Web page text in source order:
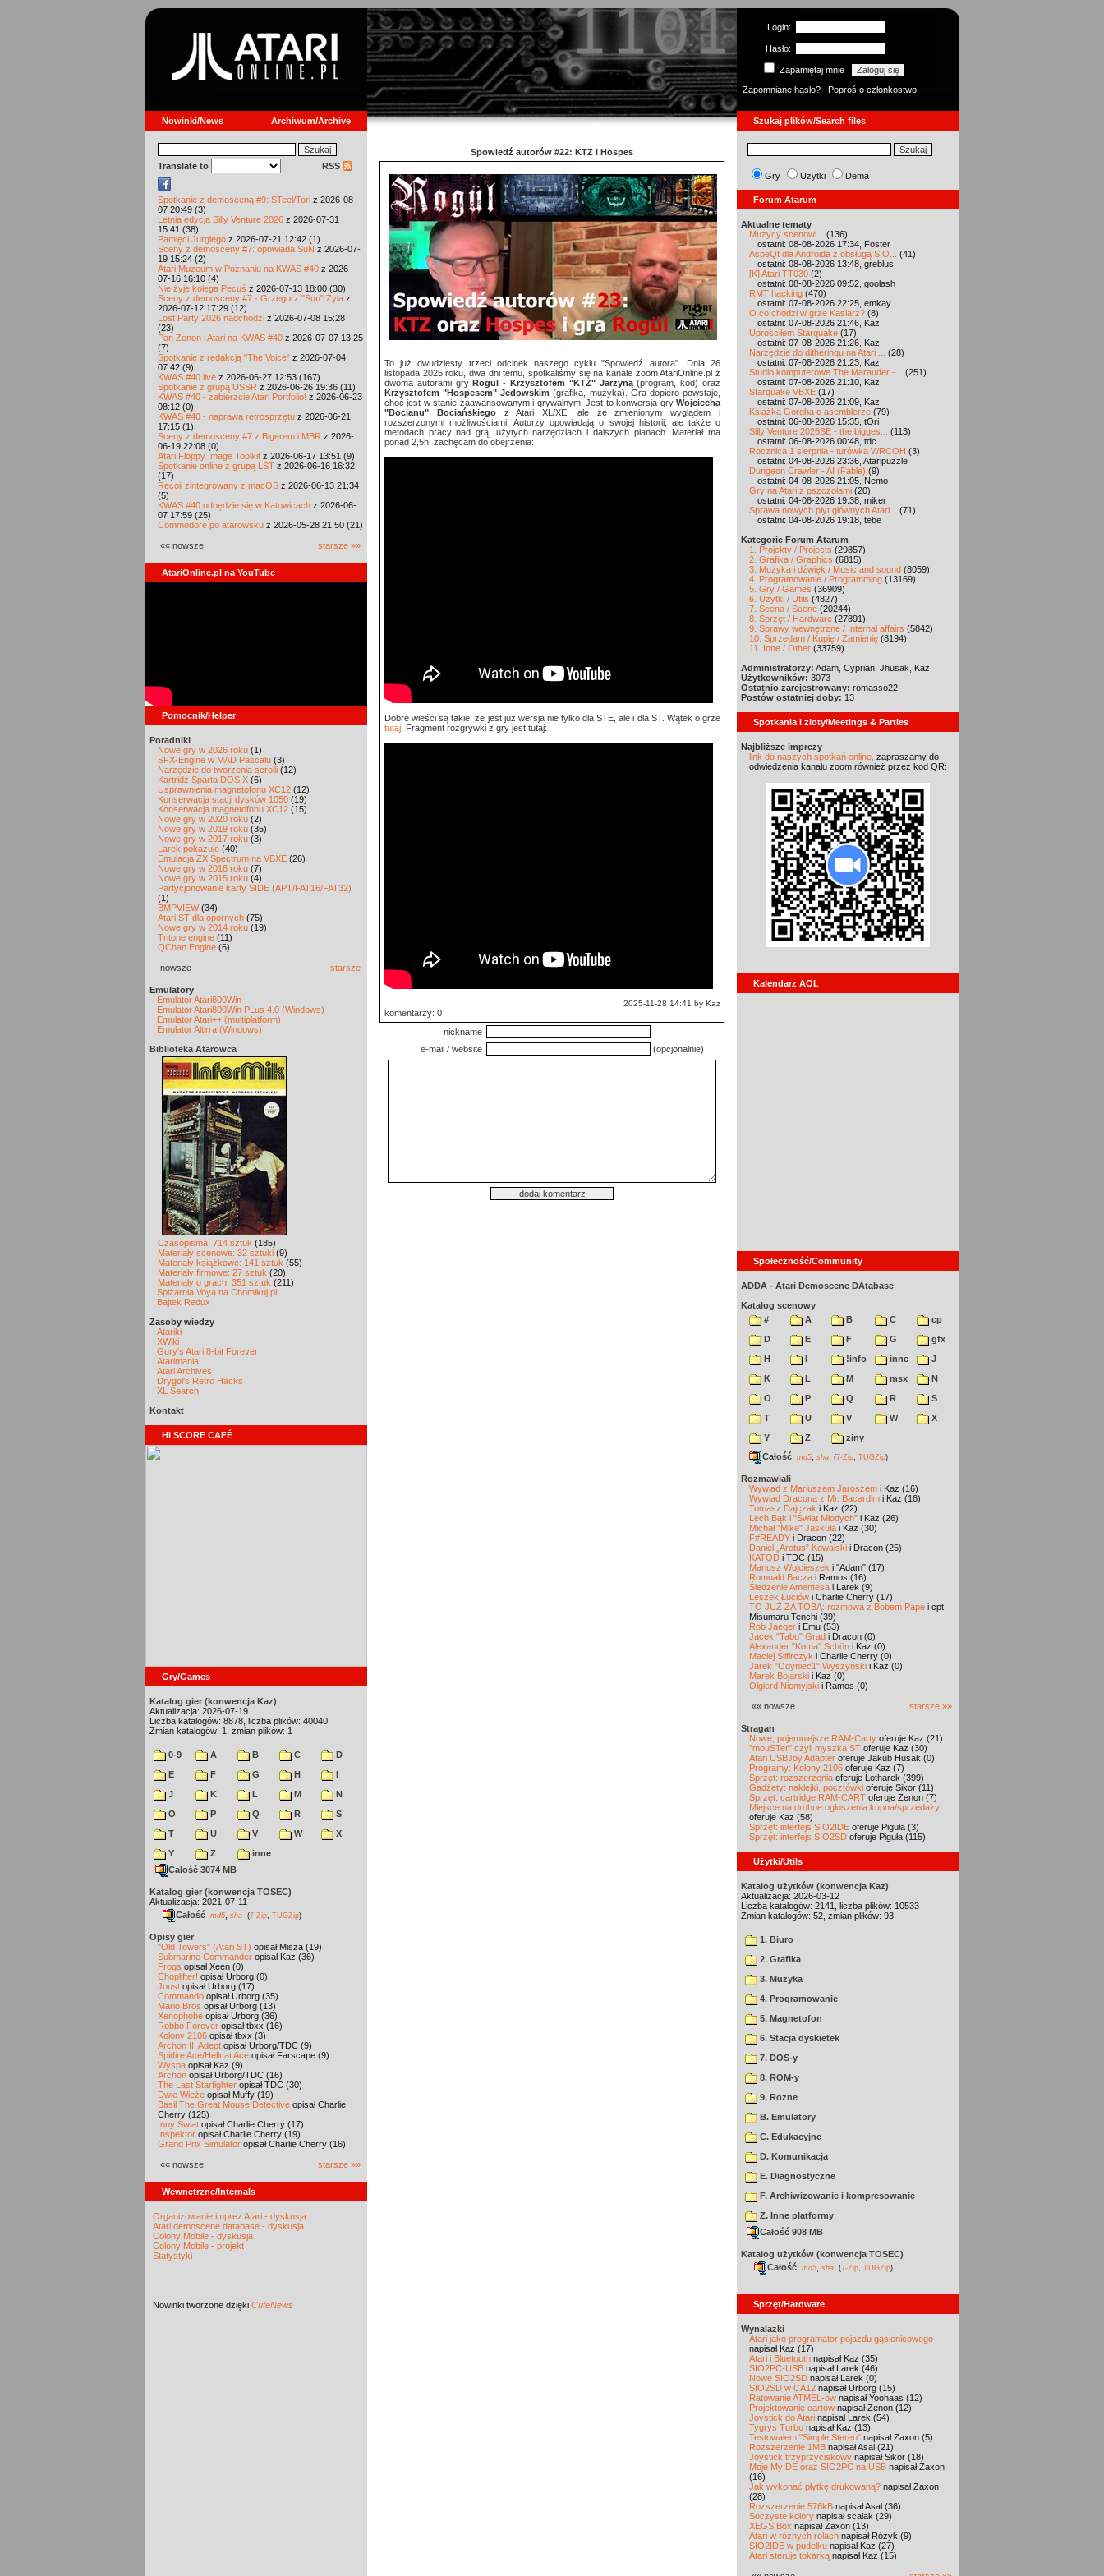
Login:
Hasło:
Zapamiętaj mnie
Zapomniane hasło?
Poproś o członkostwo
Nowinki/News Archiwum/Archive Szukaj plików/Search files
Translate to RSS
Spotkanie z demosceną #9: STeel/Tori z 2026-08-
07 20:49 (3)
Letnia edycja Silly Venture 2026 z 2026-07-31
15:41 (38)
Pamięci Jurgiego z 2026-07-21 12:42 (1)
Sceny z demosceny #7: opowiada SuN z 2026-07-
19 15:24 (2)
Atari Muzeum w Poznaniu na KWAS #40 z 2026-
07-16 16:10 (4)
Nie żyje kolega Pecuś z 2026-07-13 18:00 (30)
Sceny z demosceny #7 - Grzegorz "Sun" Żyła z
2026-07-12 17:29 (12)
Lost Party 2026 nadchodzi z 2026-07-08 15:28
(23)
Pan Zenon i Atari na KWAS #40 z 2026-07-07 13:25
(7)
Spotkanie z redakcją "The Voice" z 2026-07-04
07:42 (9)
KWAS #40 live z 2026-06-27 12:53 (167)
Spotkanie z grupą USSR z 2026-06-26 19:36 (11)
KWAS #40 - zabierzcie Atari Portfolio! z 2026-06-23
08:12 (0)
KWAS #40 - naprawa retrosprzętu z 2026-06-21
17:15 (1)
Sceny z demosceny #7 z Bigerem i MBR z 2026-
06-19 22:08 (0)
Atari Floppy Image Toolkit z 2026-06-17 13:51 (9)
Spotkanie online z grupą LST z 2026-06-16 16:32
(17)
Recoil zintegrowany z macOS z 2026-06-13 21:34
(5)
KWAS #40 odbędzie się w Katowicach z 2026-06-
07 17:59 (25)
Commodore po atarowsku z 2026-05-28 21:50 (21)
«« nowsze starsze »»
AtariOnline.pl na YouTube
Pomocnik/Helper
Poradniki
Nowe gry w 2026 roku (1)
SFX-Engine w MAD Pascalu (3)
Narzędzie do tworzenia scrolli (12)
Kartridż Sparta DOS X (6)
Usprawnienia magnetofonu XC12 (12)
Konserwacja stacji dysków 1050 (19)
Konserwacja magnetofonu XC12 (15)
Nowe gry w 2020 roku (2)
Nowe gry w 2019 roku (35)
Nowe gry w 2017 roku (3)
Larek pokazuje (40)
Emulacja ZX Spectrum na VBXE (26)
Nowe gry w 2016 roku (7)
Nowe gry w 2015 roku (4)
Partycjonowanie karty SIDE (APT/FAT16/FAT32)
(1)
BMPVIEW(34)
Atari ST dla opornych (75)
Nowe gry w 2014 roku (19)
Tritone engine (11)
QChan Engine (6)
nowsze starsze
Emulatory
Emulator Atari800Win
Emulator Atari800Win PLus 4.0 (Windows)
Emulator Atari++ (multiplatform)
Emulator Altirra (Windows)
Biblioteka Atarowca
Czasopisma: 714 sztuk (185)
Materiały scenowe: 32 sztuki (9)
Materiały książkowe: 141 sztuk (55)
Materiały firmowe: 27 sztuk (20)
Materiały o grach: 351 sztuk (211)
Spiżarnia Voya na Chomikuj.pl
Bajtek Redux
Zasoby wiedzy
Atariki
XWiki
Gury's Atari 8-bit Forever
Atarimania
Atari Archives
Drygol's Retro Hacks
XL Search
Kontakt
HI SCORE CAFÉ
Gry/Games
Katalog gier (konwencja Kaz)
Aktualizacja: 2026-07-19
Liczba katalogów: 8878, liczba plików: 40040
Zmian katalogów: 1, zmian plików: 1
0-9 A B C
D
E
F G H
I
J
K L M
N
O
P Q R
S
T
U V W
X
Y
Z
inne
Całość 3074 MB
Katalog gier (konwencja TOSEC)
Aktualizacja: 2021-07-11
Całość md5 sha (7-Zip TUGZip)
Opisy gier
"Old Towers" (Atari ST) opisał Misza (19)
Submarine Commander opisał Kaz (36)
Frogs opisał Xeen (0)
Choplifter! opisał Urborg (0)
Joust opisał Urborg (17)
Commando opisał Urborg (35)
Mario Bros opisał Urborg (13)
Xenophobe opisał Urborg (36)
Robbo Forever opisał tbxx (16)
Kolony 2106 opisał tbxx (3)
Archon II: Adept opisał Urborg/TDC (9)
Spitfire Ace/Hellcat Ace opisał Farscape (9)
Wyspa opisał Kaz (9)
Archon opisał Urborg/TDC (16)
The Last Starfighter opisał TDC (30)
Dwie Wieże opisał Muffy (19)
Basil The Great Mouse Detective opisał Charlie
Cherry (125)
Inny Świat opisał Charlie Cherry (17)
Inspektor opisał Charlie Cherry (19)
Grand Prix Simulator opisał Charlie Cherry (16)
«« nowsze starsze »»
Wewnętrzne/Internals
Organizowanie imprez Atari - dyskusja
Atari demoscene database - dyskusja
Colony Mobile - dyskusja
Colony Mobile - projekt
Statystyki
Nowinki tworzone dzięki CuteNews
Spowiedź autorów #22: KTZ i Hospes
To już dwudziesty trzeci odcinek naszego cyklu "Spowiedź autora". Dnia 26
listopada 2025 roku, dwa dni temu, spotkaliśmy się na kanale zoom AtariOnline.pl z
dwoma autorami gryRogül -Krzysztofem "KTZ" Jarzyną(program, kod) oraz
Krzysztofem "Hospesem" Jedowskim (grafika, muzyka). Gra dopiero powstaje,
choć jest w stanie zaawansowanym i grywalnym. Jest to konwersja gry Wojciecha
"Bocianu" Bociańskiegoz Atari XL/XE, ale ze zmienionym wyglądem i
rozszerzonymi możliwościami. Autorzy opowiadają o swojej historii, ale także o
metodach pracy nad grą, użytych narzędziach i dalszych planach. Materiał ma
ponad 2,5h, zachęcam do obejrzenia:
Dobre wieści są takie, że jest już wersja nie tylko dla STE, ale i dla ST. Wątek o grze
tutaj . Fragment rozgrywki z gry jest tutaj:
2025-11-28 14:41 by Kaz
komentarzy: 0
nickname
e-mail / website
(opcjonalnie)
Gry Użytki Dema
Forum Atarum
Aktualne tematy
Muzycy scenowi...
(136)
ostatni: 08-08-2026 17:34, Foster
AspeQt dla Androida z obsługą SIO...
(41)
ostatni: 08-08-2026 13:48, greblus
[K] Atari TT030 (2)
ostatni: 08-08-2026 09:52, goolash
RMT hacking (470)
ostatni: 07-08-2026 22:25, emkay
O co chodzi w grze Kasiarz? (8)
ostatni: 07-08-2026 21:46, Kaz
Uprościłem Starquake (17)
ostatni: 07-08-2026 21:26, Kaz
Narzędzie do ditheringu na Atari ...
(28)
ostatni: 07-08-2026 21:23, Kaz
Studio komputerowe The Marauder -...
(251)
ostatni: 07-08-2026 21:10, Kaz
Starquake VBXE (17)
ostatni: 07-08-2026 21:09, Kaz
Książka Gorgha o asemblerze (79)
ostatni: 06-08-2026 15:35, tOri
Silly Venture 2026SE - the bigges...
(113)
ostatni: 06-08-2026 00:48, tdc
Rocznica 1 sierpnia - turówka WRCOH (3)
ostatni: 04-08-2026 23:36, Ataripuzzle
Dungeon Crawler - AI (Fable) (9)
ostatni: 04-08-2026 21:05, Nemo
Gry na Atari z pszczołami (20)
ostatni: 04-08-2026 19:38, miker
Sprawa nowych płyt głównych Atari...
(71)
ostatni: 04-08-2026 19:18, tebe
Kategorie Forum Atarum
1. Projekty / Projects (29857)
2. Grafika / Graphics (6815)
3. Muzyka i dźwięk / Music and sound (8059)
4. Programowanie / Programming (13169)
5. Gry / Games (36909)
6. Użytki / Utils (4827)
7. Scena / Scene (20244)
8. Sprzęt / Hardware (27891)
9. Sprawy wewnętrzne / Internal affairs (5842)
10. Sprzedam / Kupię / Zamienię (8194)
11. Inne / Other (33759)
Administratorzy: Adam, Cyprian, Jhusak, Kaz
Użytkowników: 3073
Ostatnio zarejestrowany: romasso22
Postów ostatniej doby: 13
Spotkania i zloty/Meetings & Parties
Najbliższe imprezy
link do naszych spotkań online, zapraszamy do
odwiedzenia kanału zoom również przez kod QR:
Kalendarz AOL
Społeczność/Community
ADDA - Atari Demoscene DAtabase
Katalog scenowy
#
A B C
cp
D
E F G
gfx
H
I !info inne
J
K
L M msx
N
O
P Q R
S
T
U V W
X
Y
Z
ziny
Całość md5 sha (7-Zip TUGZip)
Rozmawiali
Wywiad z Mariuszem Jaroszem i Kaz (16)
Wywiad Dracona z Mr. Bacardim i Kaz (16)
Tomasz Dajczak i Kaz (22)
Lech Bąk i "Świat Młodych" i Kaz (26)
Michał "Mike" Jaskuła i Kaz (30)
F#READY i Dracon (22)
Daniel „Arctus” Kowalski i Dracon (25)
KATOD i TDC (15)
Mariusz Wojcieszek i "Adam" (17)
Romuald Bacza i Ramos (16)
Śledzenie Amentesa i Larek (9)
Leszek Łuciów i Charlie Cherry (17)
TO JUŻ ZA TOBĄ: rozmowa z Bobem Pape i cpt.
Misumaru Tenchi (39)
Rob Jaeger i Emu (53)
Jacek "Tabu" Grad i Dracon (0)
Alexander "Koma" Schön i Kaz (0)
Maciej Ślifirczyk i Charlie Cherry (0)
Jarek "Odyniec1" Wyszyński i Kaz (0)
Marek Bojarski i Kaz (0)
Olgierd Niemyjski i Ramos (0)
«« nowsze starsze »»
Stragan
Nowe, pojemniejsze RAM-Carty oferuje Kaz (21)
"mouSTer" czyli myszka ST oferuje Kaz (30)
Atari USBJoy Adapter oferuje Jakub Husak (0)
Programy: Kolony 2106 oferuje Kaz (7)
Sprzęt: rozszerzenia oferuje Lotharek (399)
Gadżety: naklejki, pocztówki oferuje Sikor (11)
Sprzęt: cartridge RAM-CART oferuje Zenon (7)
Miejsce na drobne ogłoszenia kupna/sprzedaży
oferuje Kaz (58)
Sprzęt: interfejs SIO2IDE oferuje Piguła (3)
Sprzęt: interfejs SIO2SD oferuje Piguła (115)
Użytki/Utils
Katalog użytków (konwencja Kaz)
Aktualizacja: 2026-03-12
Liczba katalogów: 2141, liczba plików: 10533
Zmian katalogów: 52, zmian plików: 93
1. Biuro
2. Grafika
3. Muzyka
4. Programowanie
5. Magnetofon
6. Stacja dyskietek
7. DOS-y
8. ROM-y
9. Rozne
B. Emulatory
C. Edukacyjne
D. Komunikacja
E. Diagnostyczne
F. Archiwizowanie i kompresowanie
Z. Inne platformy
Całość 908 MB
Katalog użytków (konwencja TOSEC)
Całość md5 sha (7-Zip TUGZip)
Sprzęt/Hardware
Wynalazki
Atari jako programator pojazdu gąsienicowego
napisał Kaz (17)
Atari i Bluetooth napisał Kaz (35)
SIO2PC-USB napisał Larek (46)
Nowe SIO2SD napisał Larek (0)
SIO2SD w CA12 napisał Urborg (15)
Ratowanie ATMEL-ów napisał Yoohaas (12)
Projektowanie cartów napisał Zenon (12)
Joystick do Atari napisał Larek (54)
Tygrys Turbo napisał Kaz (13)
Testowałem "Simple Stereo" napisał Zaxon (5)
Rozszerzenie 1MB napisał Asal (21)
Joystick trzyprzyciskowy napisał Sikor (18)
Moje MyIDE oraz SIO2PC na USB napisał Zaxon
(16)
Jak wykonać płytkę drukowaną? napisał Zaxon
(28)
Rozszerzenie 576kB napisał Asal (36)
Soczyste kolory napisał scalak (29)
XEGS Box napisał Zaxon (13)
Atari w różnych rolach napisał Różyk (9)
SIO2IDE w pudełku napisał Kaz (27)
Atari steruje tokarką napisał Kaz (15)